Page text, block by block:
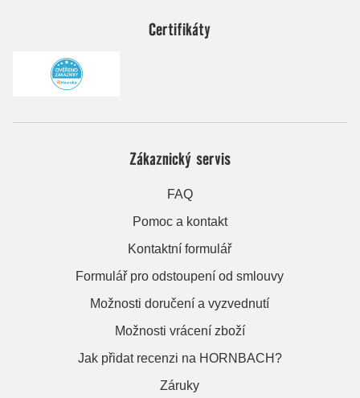
Certifikáty
Zákaznický servis
FAQ
Pomoc a kontakt
Kontaktní formulář
Formulář pro odstoupení od smlouvy
Možnosti doručení a vyzvednutí
Možnosti vrácení zboží
Jak přidat recenzi na HORNBACH?
Záruky